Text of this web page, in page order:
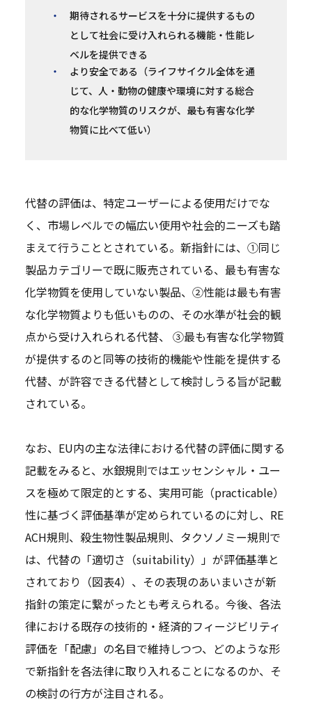
期待されるサービスを十分に提供するもの
として社会に受け入れられる機能・性能レ
ベルを提供できる
より安全である（ライフサイクル全体を通
じて、人・動物の健康や環境に対する総合
的な化学物質のリスクが、最も有害な化学
物質に比べて低い）
代替の評価は、特定ユーザーによる使用だけでな
く、市場レベルでの幅広い使用や社会的ニーズも踏
まえて行うこととされている。新指針には、①同じ
製品カテゴリーで既に販売されている、最も有害な
化学物質を使用していない製品、②性能は最も有害
な化学物質よりも低いものの、その水準が社会的観
点から受け入れられる代替、 ③最も有害な化学物質
が提供するのと同等の技術的機能や性能を提供する
代替、が許容できる代替として検討しうる旨が記載
されている。
なお、EU内の主な法律における代替の評価に関する
記載をみると、水銀規則ではエッセンシャル・ユー
スを極めて限定的とする、実用可能（practicable）
性に基づく評価基準が定められているのに対し、RE
ACH規則、殺生物性製品規則、タクソノミー規則で
は、代替の「適切さ（suitability）」が評価基準と
されており（図表4）、その表現のあいまいさが新
指針の策定に繋がったとも考えられる。今後、各法
律における既存の技術的・経済的フィージビリティ
評価を「配慮」の名目で維持しつつ、どのような形
で新指針を各法律に取り入れることになるのか、そ
の検討の行方が注目される。